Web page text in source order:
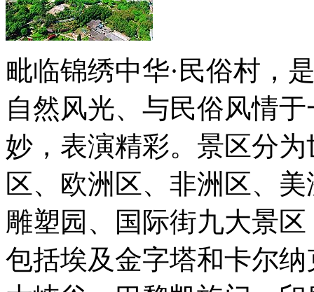
毗临锦绣中华·民俗村，
自然风光、与民俗风情
妙，表演精彩。景区分
区、欧洲区、非洲区、
雕塑园、国际街九大景
包括埃及金字塔和卡尔